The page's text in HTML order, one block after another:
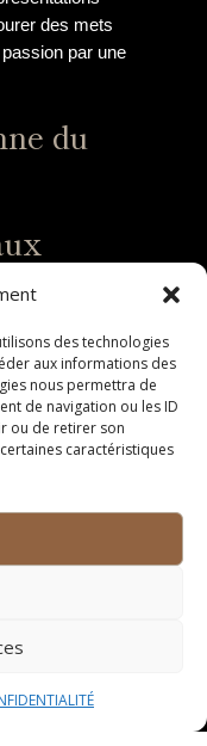
des technologies
aux informations des
nous permettra de
de navigation ou les ID
ou de retirer son
caractéristiques
des mets
par une
du
est une
dans chaque
de
colorés et de
festival pour
de graines de
ou en
et